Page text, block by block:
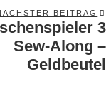
BEITRAG
3
Sew-Along –
Geldbeutel